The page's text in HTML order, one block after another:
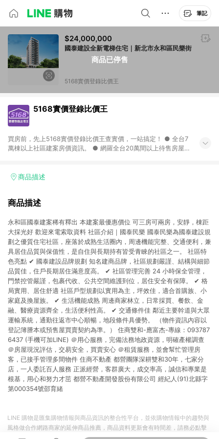
筆記
商品已停售
$24,000,000
國泰建設全新電梯住宅｜新北市永和區民樂街
5168實價登錄比價王
5168實價登錄比價王
買房前，先上5168實價登錄比價王查實價，一站搞定！ ● 全台7
萬棟以上社區建案房價資訊。 ● 網羅全台20萬間以上待售房屋，
器人，24小時在線查。
商品描述
商品描述
永和區國泰建案稀有釋出 本建案最優惠價位 可三房可兩房，安靜，棟距
大採光好 歡迎來電索取資料 社區介紹｜國泰民樂 國泰民樂為國泰建設規
劃之優質住宅社區，座落於成熟生活圈內，周邊機能完整、交通便利，兼
具居住品質與保值性，是自住與長期持有皆受青睞的社區之一。 社區特
色亮點 ✔ 國泰建設品牌規劃 知名建商品牌，社區規劃嚴謹、結構與細節
品質佳，住戶長期居住滿意度高。 ✔ 社區管理完善 24 小時保全管理，
門禁控管嚴謹，包裹代收、公共空間維護到位，居住安全有保障。 ✔ 格
局實用、居住舒適 社區戶型規劃以實用為主，坪效佳，適合首購族、小
家庭及換屋族。 ✔ 生活機能成熟 周邊商家林立，日常採買、餐飲、金
融、醫療資源齊全，生活便利性高。 ✔ 交通條件佳 鄰近主要幹道與大眾
運輸系統，通勤往返市中心順暢，地段條件具優勢。 （物件資訊內容以
登記簿謄本或預售屋買賣契約為準。） 住商雙和-應富杰-專線：093787
6437 (手機可加LINE) ＠用心服務，完備法務地政資源，明確產權調查
＠房屋現況評估，交易安全，買賣安心 ＠租賃服務，並會幫忙管理房
客，已接手管理多間物件 住商不動產 都營團隊深耕雙和30年，七家分
店，一人委託百人服務 正派經營，客群廣大，成交率高，誠信和專業是
根基，用心和努力才茁 都營不動產開發股份有限公司 經紀人(91)北縣字
第000354號邵育緒
LINE 購物是匯集購物情報與商品資訊的整合性平台，並依購物情報中的趨勢與
風格做合作網路商家的延伸商品推薦，商品資料更新會有時間差，請務必點擊
商品至各合作網路商家，確認現售價與購物條件，一切資訊以合作廠商網頁為